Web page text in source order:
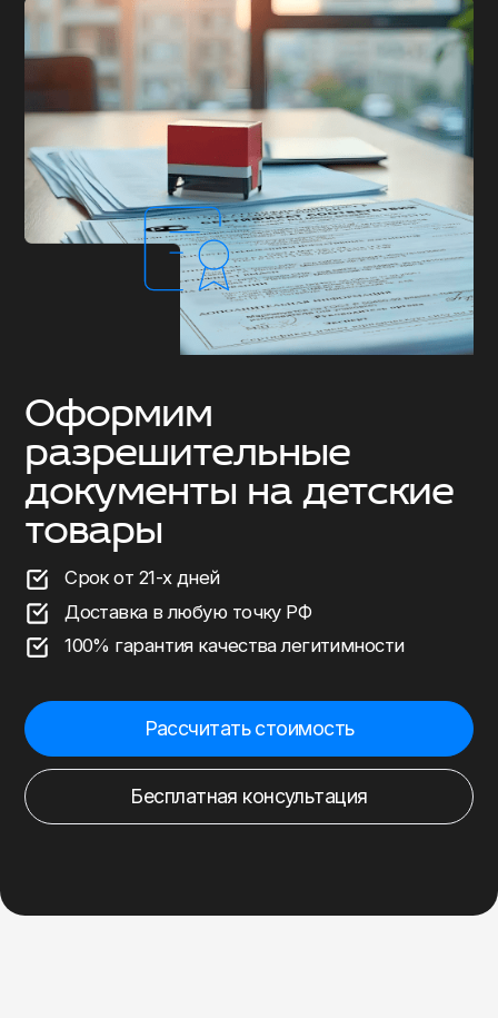
Оформим
разрешительные
документы на детские
товары
Срок от 21-х дней
Доставка в любую точку РФ
100% гарантия качества легитимности
Рассчитать стоимость
Бесплатная консультация